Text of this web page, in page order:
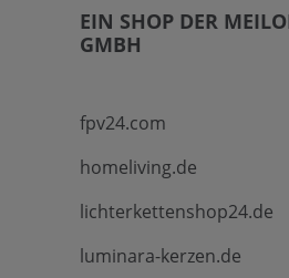
EIN SHOP DER
GMBH
fpv24.com
homeliving.de
lichterkettenshop24.de
luminara-kerzen.de